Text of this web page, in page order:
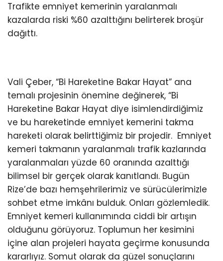
Trafikte emniyet kemerinin yaralanmalı
kazalarda riski %60 azalttığını belirterek broşür
dağıttı.
Vali Çeber, “Bi Hareketine Bakar Hayat” ana
temalı projesinin önemine değinerek, “Bi
Hareketine Bakar Hayat diye isimlendirdiğimiz
ve bu hareketinde emniyet kemerini takma
hareketi olarak belirttiğimiz bir projedir. Emniyet
kemeri takmanın yaralanmalı trafik kazlarında
yaralanmaları yüzde 60 oranında azalttığı
bilimsel bir gerçek olarak kanıtlandı. Bugün
Rize’de bazı hemşehrilerimiz ve sürücülerimizle
sohbet etme imkânı bulduk. Onları gözlemledik.
Emniyet kemeri kullanımında ciddi bir artışın
olduğunu görüyoruz. Toplumun her kesimini
içine alan projeleri hayata geçirme konusunda
kararlıyız. Somut olarak da güzel sonuçlarını